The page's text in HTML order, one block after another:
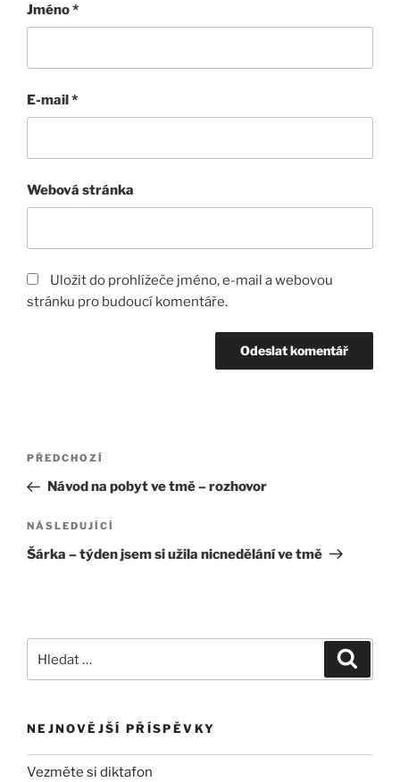
Jméno*
E-mail*
Webová stránka
Uložit do prohlížeče jméno, e-mail a webovou
stránku pro budoucí komentáře.
Navigace
příspěvek
Předchozí
příspěvek
PŘEDCHOZÍ
Návod na pobyt ve tmě – rozhovor
Následující
příspěvek
NÁSLEDUJÍCÍ
Šárka – týden jsem si užila nicnedělání ve tmě
NEJNOVĚJŠÍ PŘÍSPĚVKY
Vezměte si diktafon